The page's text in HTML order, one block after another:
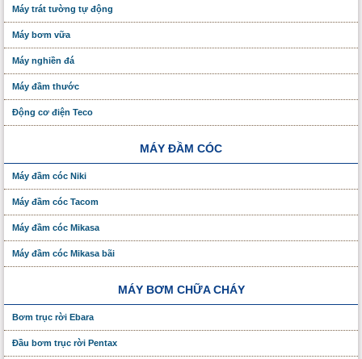
Máy trát tường tự động
Máy bơm vữa
Máy nghiền đá
Máy đầm thước
Động cơ điện Teco
MÁY ĐẦM CÓC
Máy đầm cóc Niki
Máy đầm cóc Tacom
Máy đầm cóc Mikasa
Máy đầm cóc Mikasa bãi
MÁY BƠM CHỮA CHÁY
Bơm trục rời Ebara
Đầu bơm trục rời Pentax